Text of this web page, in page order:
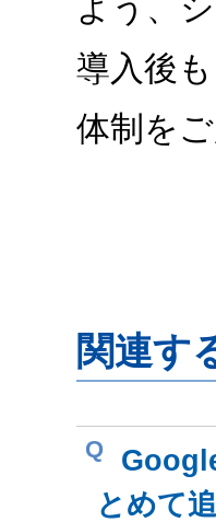
よう、
導入後
体制を
関連す
Q
とめて